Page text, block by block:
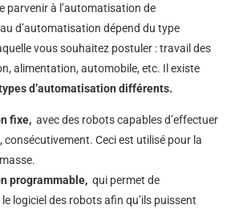
parvenir à l’automatisation de
d’automatisation dépend du type
vous souhaitez postuler : travail des
alimentation, automobile, etc. Il existe
d’automatisation différents.
fixe, avec des robots capables d’effectuer
consécutivement. Ceci est utilisé pour la
programmable, qui permet de
logiciel des robots afin qu’ils puissent